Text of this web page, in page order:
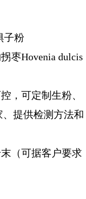
子粉
枣Hovenia dulcis
，可定制生粉、
、提供检测方法和
（可据客户要求